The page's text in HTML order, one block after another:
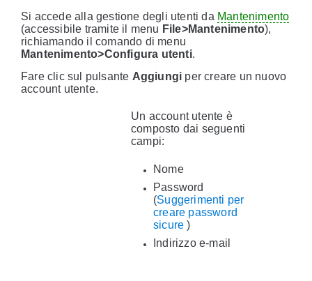
Si accede alla gestione degli utenti da Mantenimento
(accessibile tramite il menu File>Mantenimento),
richiamando il comando di menu
Mantenimento>Configura utenti.
Fare clic sul pulsante Aggiungi per creare un nuovo
account utente.
Un account utente è
composto dai seguenti
campi:
Nome
Password
(Suggerimenti per
creare password
sicure )
Indirizzo e-mail